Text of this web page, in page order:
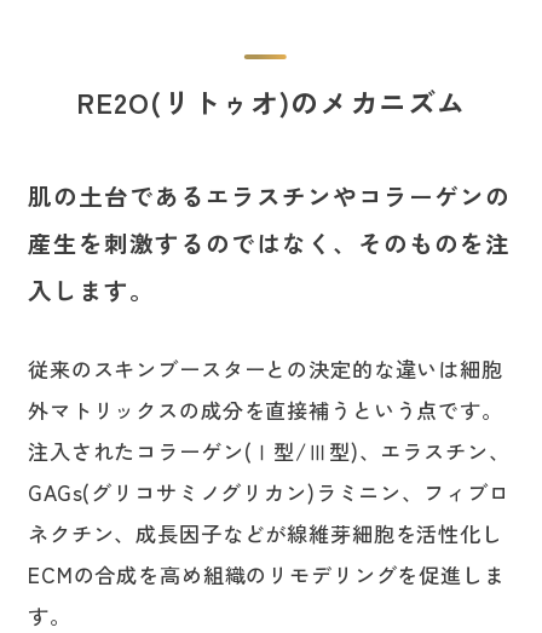
RE2O(リトゥオ)のメカニズム
肌の土台であるエラスチンやコラーゲンの
産生を刺激するのではなく、そのものを注
入します。
従来のスキンブースターとの決定的な違いは細胞
外マトリックスの成分を直接補うという点です。
注入されたコラーゲン(Ⅰ型/Ⅲ型)、エラスチン、
GAGs(グリコサミノグリカン)ラミニン、フィブロ
ネクチン、成長因子などが線維芽細胞を活性化し
ECMの合成を高め組織のリモデリングを促進しま
す。